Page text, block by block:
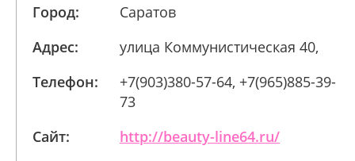
Город:
Саратов
Адрес:
улица Коммунистическая 40,
Телефон:
+7(903)380-57-64, +7(965)885-39-
73
Сайт:
http://beauty-line64.ru/